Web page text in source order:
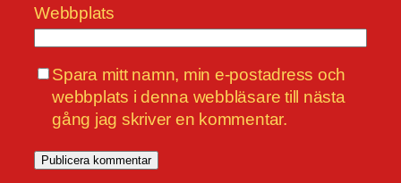
Webbplats
Spara mitt namn, min e-postadress och
webbplats i denna webbläsare till nästa
gång jag skriver en kommentar.